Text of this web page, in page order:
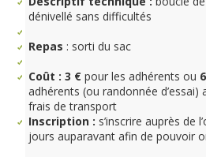
dénivellé sans difficultés
Repas : sorti du sac
Coût :3 € pour les adhérents ou
adhérents (ou randonnée
frais de transport
Inscription : s’inscrire auprès de
jours auparavant afin de pouvoir